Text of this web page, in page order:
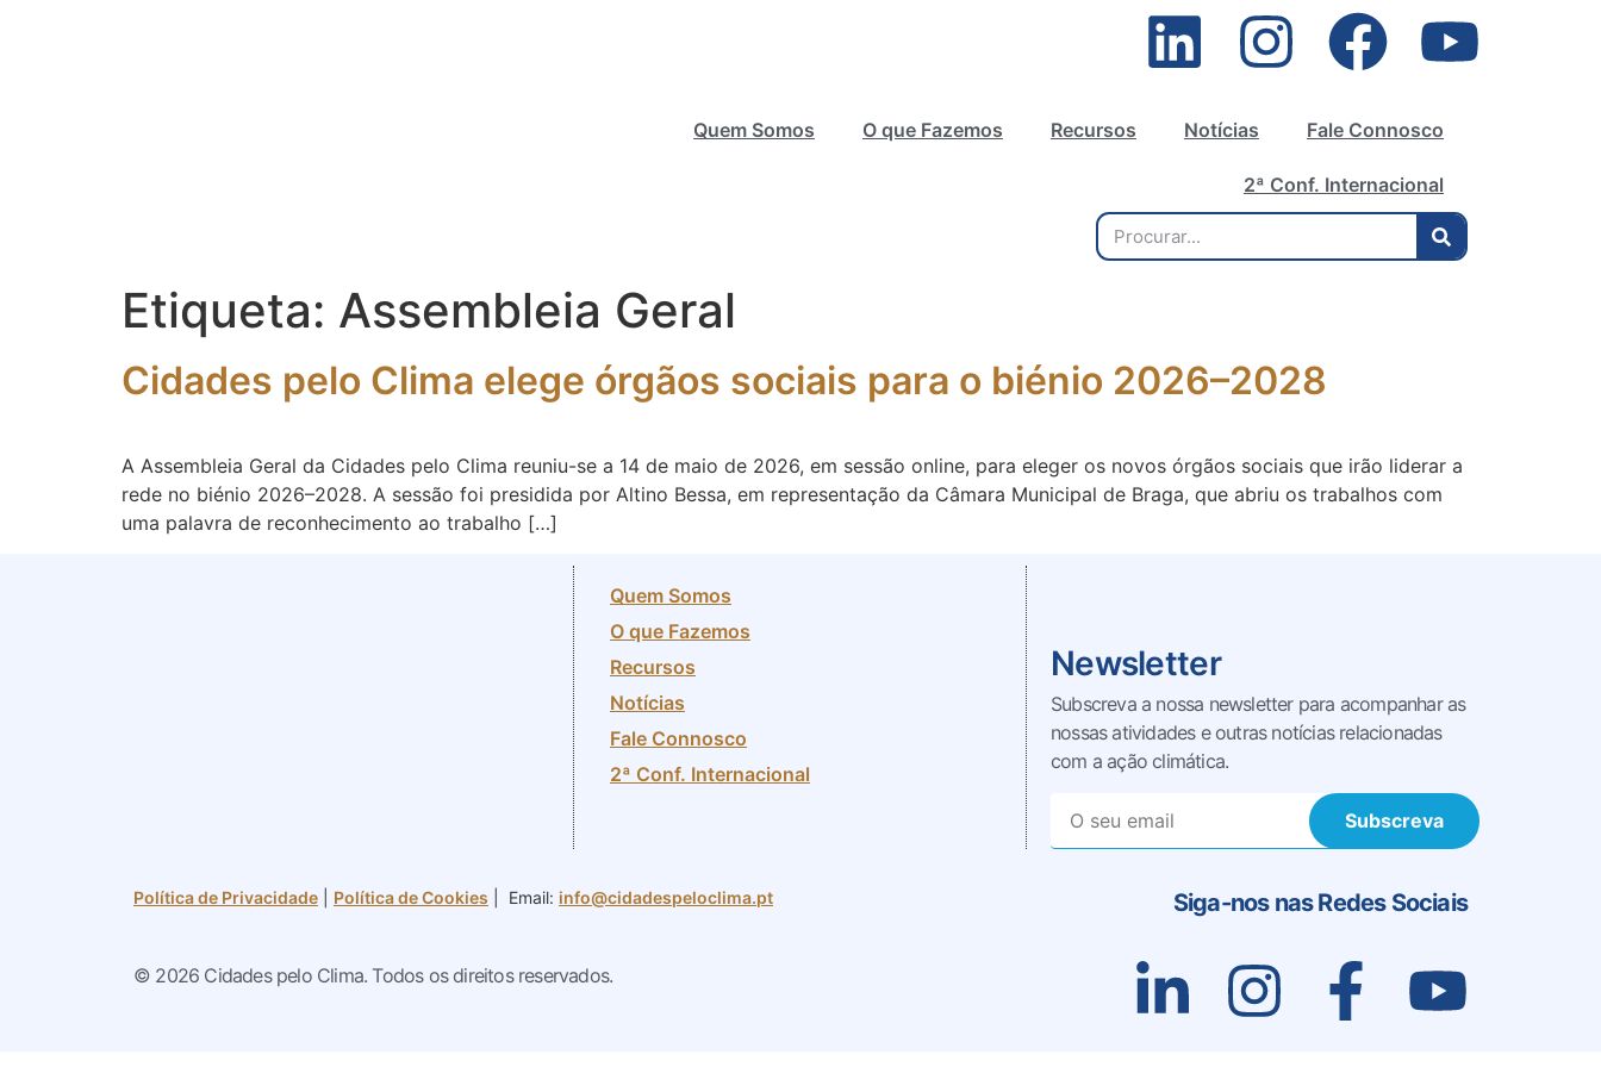
Quem Somos O que Fazemos Recursos Notícias Fale Connosco
2ª Conf. Internacional
Etiqueta: Assembleia Geral
Cidades pelo Clima elege órgãos sociais para o biénio 2026–2028
A Assembleia Geral da Cidades pelo Clima reuniu-se a 14 de maio de 2026, em sessão online, para eleger os novos órgãos sociais que irão liderar a
rede no biénio 2026–2028. A sessão foi presidida por Altino Bessa, em representação da Câmara Municipal de Braga, que abriu os trabalhos com
uma palavra de reconhecimento ao trabalho […]
Quem Somos
O que Fazemos
Recursos
Notícias
Fale Connosco
2ª Conf. Internacional
Newsletter
Subscreva a nossa newsletter para acompanhar as
nossas atividades e outras notícias relacionadas
com a ação climática.
Subscreva
Política de Privacidade Política de Cookies | Email: info@cidadespeloclima.pt Siga-nos nas Redes Sociais
© 2026 Cidades pelo Clima. Todos os direitos reservados.